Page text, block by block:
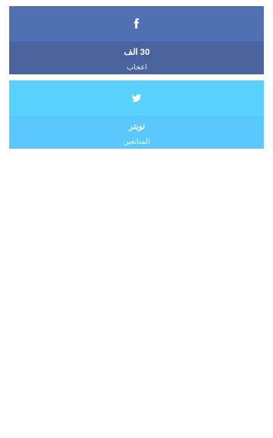
30 الف
اعجاب
تويتر
المتابعين